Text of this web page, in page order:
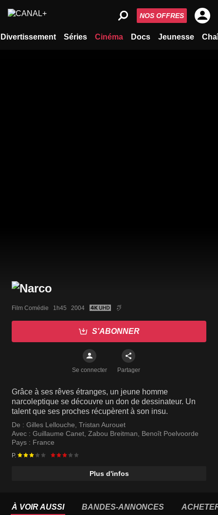
Divertissement Séries Cinéma Docs Jeunesse
NOS OFFRES
Film Comédie   1h45   2004
S'ABONNER
Se connecter Partager
Grâce à ses rêves étranges, un jeune homme
narcoleptique se découvre un don de dessinateur. Un
talent que ses proches récupèrent à son insu.
De : Gilles Lellouche, Tristan Aurouet
Avec : Guillaume Canet, Zabou Breitman, Benoît Poelvoorde
Pays : France
P.
Plus d'infos
À VOIR AUSSI BANDES-ANNONCES